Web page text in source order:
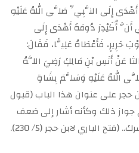
إِلَى النَّبِيِّ صَلَّى اللهُ عَلَيْهِ
أُكَيْدِرَ دُومَةَ أَهْدَى إِلَى
حَرِيرٍ، فَأَعْطَاهُ عَلِيًّا، فَقَالَ:
عَنْ أَنَسِ بْنِ مَالِكٍ رَضِيَ اللَّهُ
اللهُ عَلَيْهِ وَسَلَّمَ بِشَاةٍ
على عنوان هذا الباب (قبول
جواز ذلك وكأنه أشار إلى ضعف
الباري لابن حجر (5/ 230).